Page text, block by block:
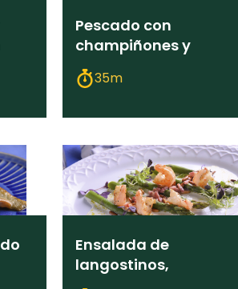
Pescado con
champiñones y
carpaccio de zucchinis
35m
Ensalada de
langostinos,
espárragos, queso,